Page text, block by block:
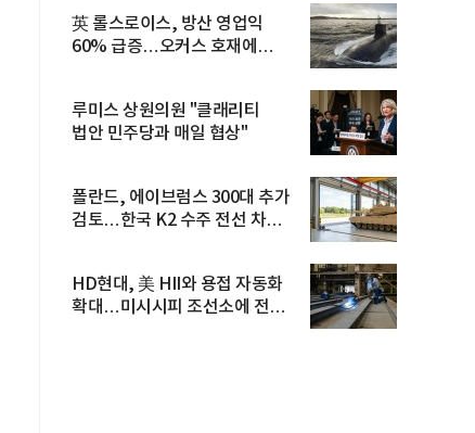
英 롤스로이스, 방산 영업익
60% 급증…오커스 호재에
루미스 상원의원 "클래리티
법안 민주당과 매일 협상"
폴란드, 에이브럼스 300대 추가
검토…한국 K2 수주 전선 차질
HD현대, 美 HII와 용접 자동화
확대…미시시피 조선소에 전격